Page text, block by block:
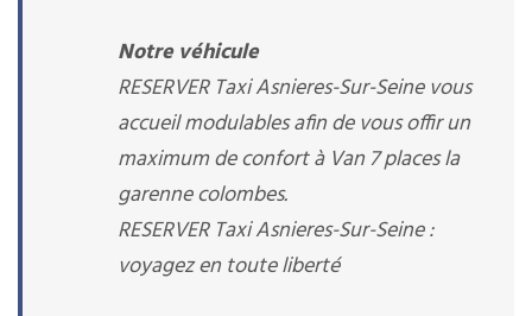
Notre véhicule
RESERVER Taxi Asnieres-Sur-Seine vous
accueil modulables afin de vous offir un
maximum de confort à Van 7 places la
garenne colombes.
RESERVER Taxi Asnieres-Sur-Seine :
voyagez en toute liberté